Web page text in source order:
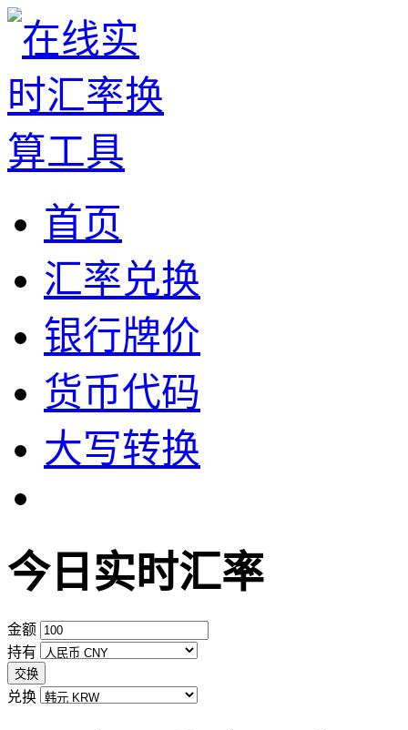
首页
汇率兑换
银行牌价
货币代码
大写转换
今日实时汇率
金额
持有
交换
兑换